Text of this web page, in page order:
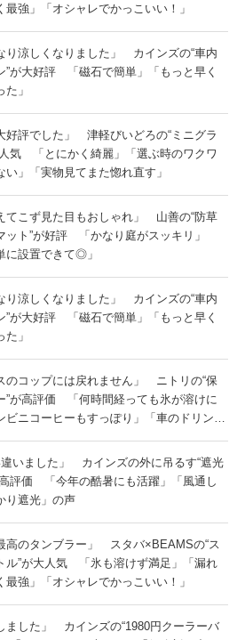
最強」「オシャレでかっこいい！」
り涼しくなりました」 カインズの“車内
”が大好評 「磁石で簡単」「もっと早く
」
好評でした」 津軽びいどろの“ミニグラ
気 「とにかく綺麗」「選ぶ時のワクワ
い」「実物見てまた惚れ直す」
てこず見た目もおしゃれ」 山善の“防草
ット”が好評 「かなり庭がスッキリ」
に設置できて◎」
り涼しくなりました」 カインズの“車内
”が大好評 「磁石で簡単」「もっと早く
」
のコップには戻れません」 ニトリの“保
”が高評価 「何時間経っても氷が溶けに
ビニコーヒーもすっぽり」「車のドリンク
違いました」 カインズの外に吊るす“遮光
評価 「今年の酷暑にも活躍」「風通し
り遮光」の声
高のタンブラー」 スタバ×BEAMSの“ス
ル”が大人気 「氷も溶けず満足」「漏れ
最強」「オシャレでかっこいい！」
ました」 カインズの“1980円クーラーバ